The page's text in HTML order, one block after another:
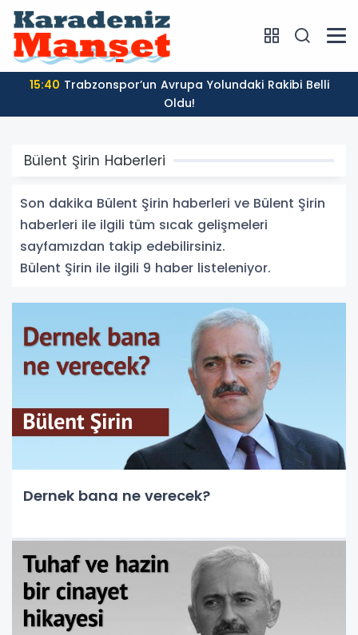
15:40
Oldu!
Bülent Şirin Haberleri
Son dakika Bülent Şirin haberleri ve Bülent Şirin
haberleri ile ilgili tüm sıcak gelişmeleri
sayfamızdan takip edebilirsiniz.
Bülent Şirin ile ilgili 9 haber listeleniyor.
Dernek bana ne verecek?